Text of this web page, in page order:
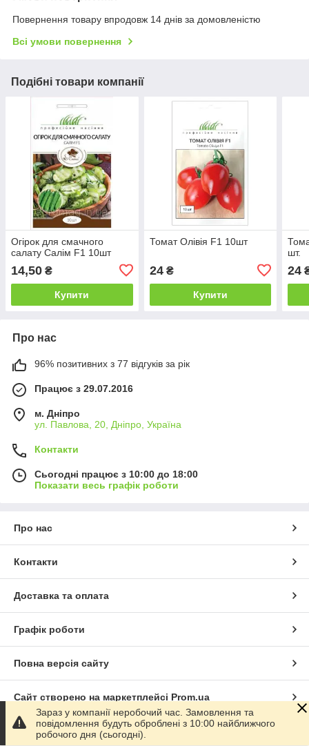
Повернення товару впродовж 14 днів за домовленістю
Всі умови повернення
Подібні товари компанії
Огірок для смачного
салату Салім F1 10шт
14,50 ₴
Купити
Томат Олівія F1 10шт
24₴
Купити
шт.
24
Про нас
96% позитивних з 77 відгуків за рік
Працює з 29.07.2016
м. Дніпро
ул. Павлова, 20, Дніпро, Україна
Контакти
Сьогодні працює з 10:00 до 18:00
Показати весь графік роботи
Про нас
Контакти
Доставка та оплата
Графік роботи
Повна версія сайту
Сайт створено на маркетплейсі Prom.ua
Політика конфіденційності
Зараз у компанії неробочий час. Замовлення та
повідомлення будуть оброблені з 10:00 найближчого
робочого дня (сьогодні).